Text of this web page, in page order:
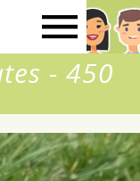
- 450